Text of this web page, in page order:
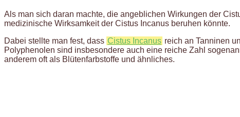
Als man sich daran machte, die angeblichen Wirkungen der
medizinische Wirksamkeit der Cistus Incanus beruhen könnte.
Dabei stellte man fest, dass Cistus Incanus reich an Tanninen
Polyphenolen sind insbesondere auch eine reiche Zahl
anderem oft als Blütenfarbstoffe und ähnliches.